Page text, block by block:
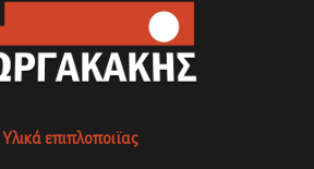
Υλικά επιπλοποιϊας